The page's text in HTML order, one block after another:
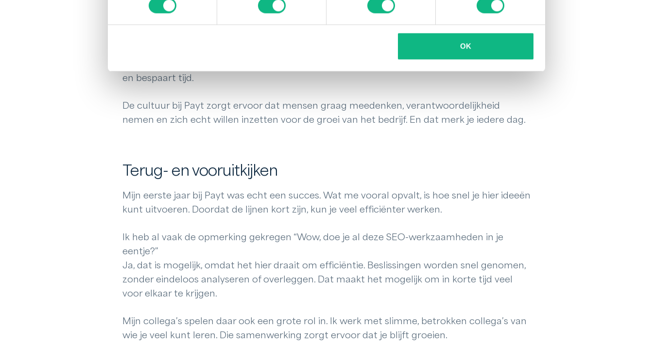
OK
voeren. Als je iets goed onderbouwd, krijg je vaak de kans om het ook echt te realiseren. Dat
geeft niet alleen motivatie, maar ook het vertrouwen om te blijven vernieuwen.
Wat ik persoonlijk prettig vind, is de focus op efficiëntie. We houden het aantal
en bespaart tijd.
De cultuur bij Payt zorgt ervoor dat mensen graag meedenken, verantwoordelijkheid
nemen en zich echt willen inzetten voor de groei van het bedrijf. En dat merk je iedere dag.
Terug- en vooruitkijken
Mijn eerste jaar bij Payt was echt een succes. Wat me vooral opvalt, is hoe snel je hier ideeën
kunt uitvoeren. Doordat de lijnen kort zijn, kun je veel efficiënter werken.
Ik heb al vaak de opmerking gekregen “Wow, doe je al deze SEO-werkzaamheden in je
eentje?”
Ja, dat is mogelijk, omdat het hier draait om efficiëntie. Beslissingen worden snel genomen,
zonder eindeloos analyseren of overleggen. Dat maakt het mogelijk om in korte tijd veel
voor elkaar te krijgen.
Mijn collega’s spelen daar ook een grote rol in. Ik werk met slimme, betrokken collega’s van
wie je veel kunt leren. Die samenwerking zorgt ervoor dat je blijft groeien.